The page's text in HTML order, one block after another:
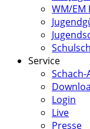
WM/EM
Service
Schach-
Login
Live
Presse